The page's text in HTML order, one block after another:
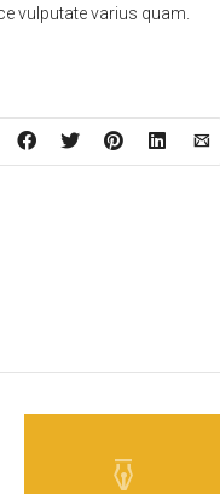
vulputate varius quam.